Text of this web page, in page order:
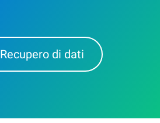
Recupero di dati